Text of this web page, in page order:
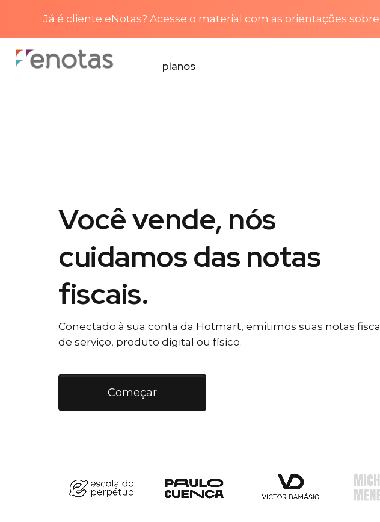
Já é cliente eNotas? Acesse o material com as orientações
planos
Você vende, nós
cuidamos das notas
fiscais.
Conectado à sua conta da Hotmart, emitimos suas notas
de serviço, produto digital ou físico.
Começar